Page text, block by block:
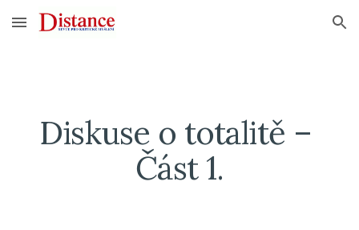
Skip to main content Skip to navigation
Diskuse o totalitě –
Část 1.